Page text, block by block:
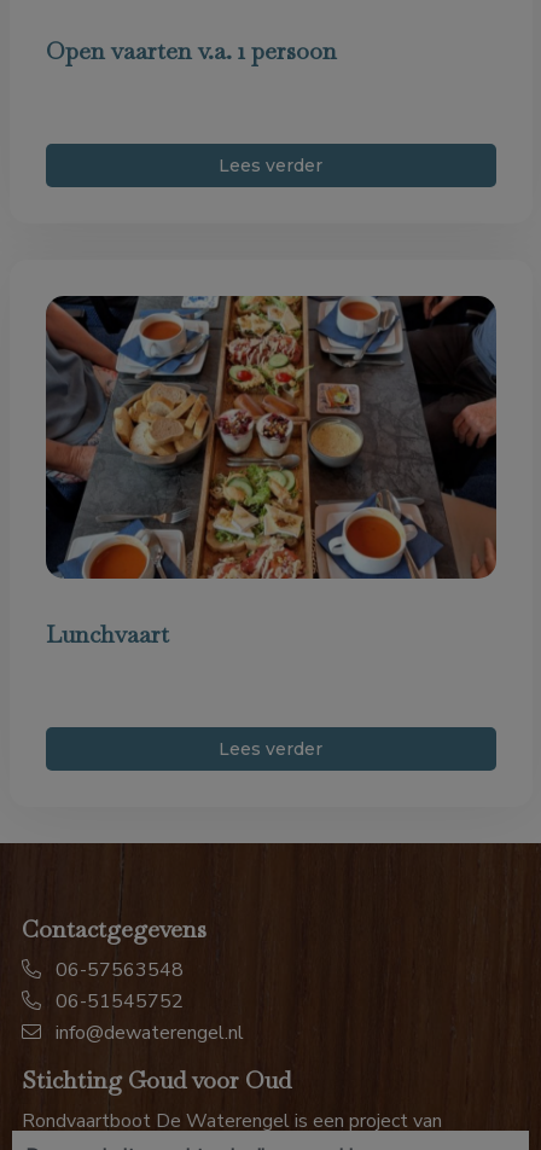
Open vaarten v.a. 1 persoon
Lees verder
Lunchvaart
Lees verder
Contactgegevens
06-57563548
06-51545752
info@dewaterengel.nl
Stichting Goud voor Oud
Rondvaartboot De Waterengel is een project van